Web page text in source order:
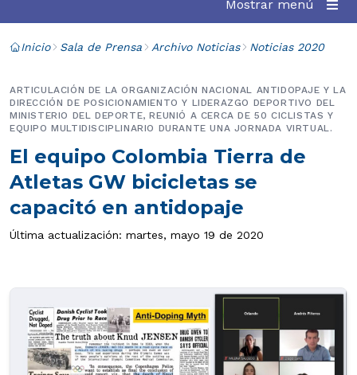
Mostrar menú
Inicio Sala de Prensa Archivo Noticias Noticias 2020
El equipo Colombia Tierra de
Atletas GW bicicletas se
capacitó en antidopaje
ARTICULACIÓN DE LA ORGANIZACIÓN NACIONAL ANTIDOPAJE Y LA
DIRECCIÓN DE POSICIONAMIENTO Y LIDERAZGO DEPORTIVO DEL
MINISTERIO DEL DEPORTE, REUNIÓ A CERCA DE 50 CICLISTAS Y
EQUIPO MULTIDISCIPLINARIO DURANTE UNA JORNADA VIRTUAL.
Última actualización: martes, mayo 19 de 2020